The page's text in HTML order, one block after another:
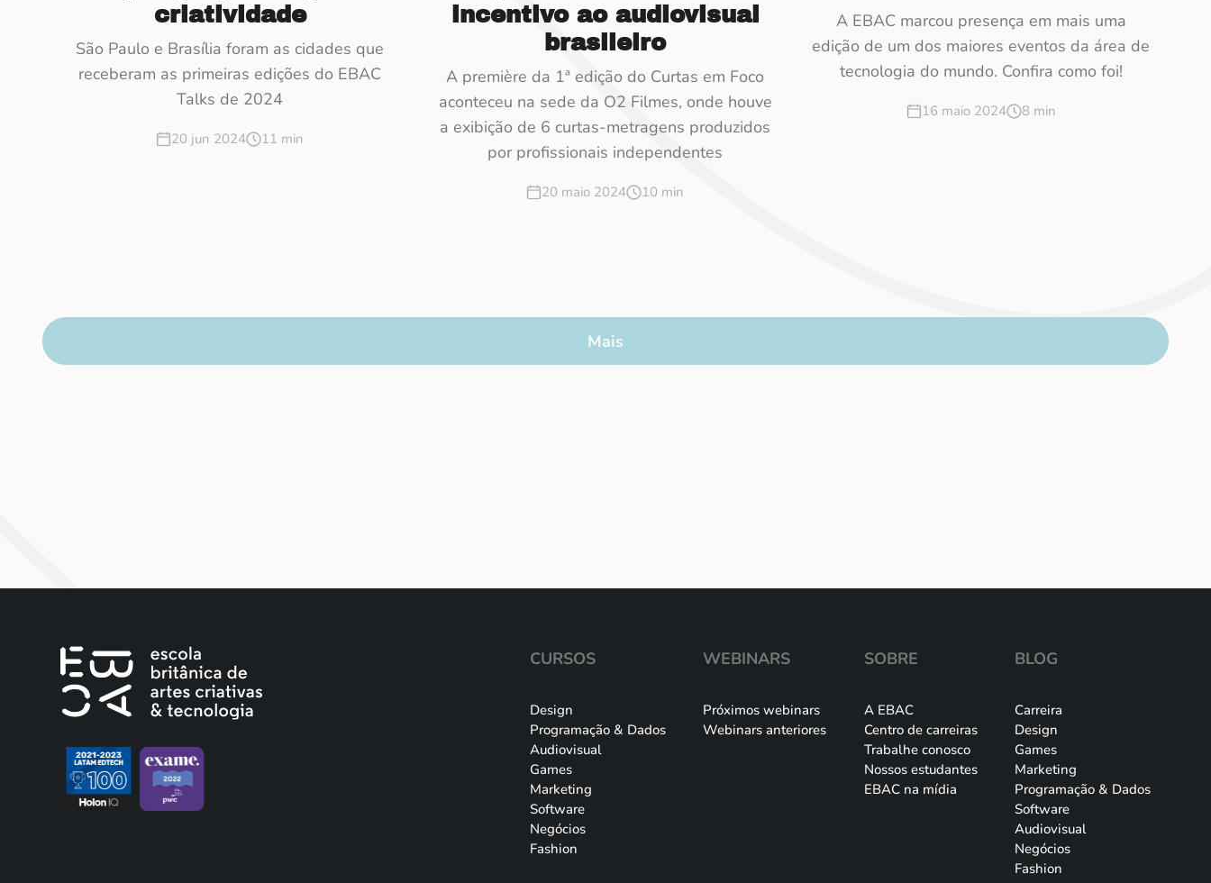
criatividade
São Paulo e Brasília foram as cidades que
receberam as primeiras edições do EBAC
Talks de 2024
20 jun 2024 11 min
incentivo ao audiovisual
brasileiro
A première da 1ª edição do Curtas em Foco
aconteceu na sede da O2 Filmes, onde houve
a exibição de 6 curtas-metragens produzidos
por profissionais independentes
20 maio 2024 10 min
A EBAC marcou presença em mais uma
edição de um dos maiores eventos da área de
tecnologia do mundo. Confira como foi!
16 maio 2024 8 min
Mais
CURSOS
Design
Programação & Dados
Audiovisual
Games
Marketing
Software
Negócios
Fashion
WEBINARS
Próximos webinars
Webinars anteriores
SOBRE
A EBAC
Centro de carreiras
Trabalhe conosco
Nossos estudantes
EBAC na mídia
BLOG
Carreira
Design
Games
Marketing
Programação & Dados
Software
Audiovisual
Negócios
Fashion